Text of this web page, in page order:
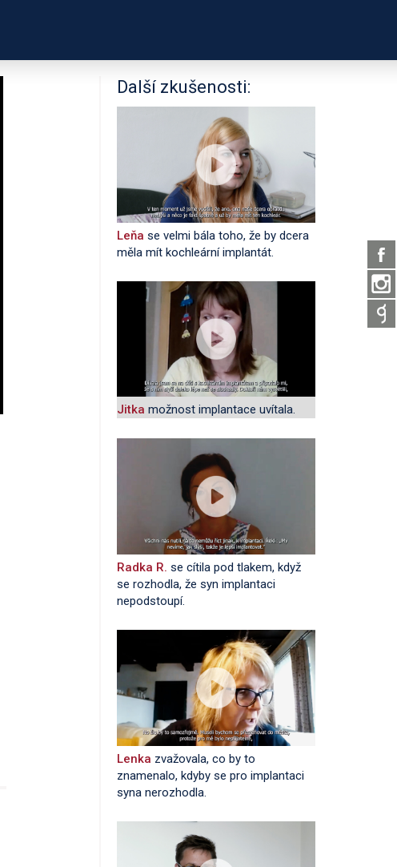
Další zkušenosti:
Leňa se velmi bála toho, že by dcera
měla mít kochleární implantát.
Jitka možnost implantace uvítala.
Radka R. se cítila pod tlakem, když
se rozhodla, že syn implantaci
nepodstoupí.
Lenka zvažovala, co by to
znamenalo, kdyby se pro implantaci
syna nerozhodla.